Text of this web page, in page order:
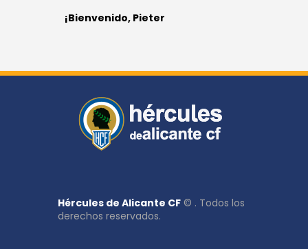
¡Bienvenido, Pieter
Hércules de Alicante CF © . Todos los
derechos reservados.